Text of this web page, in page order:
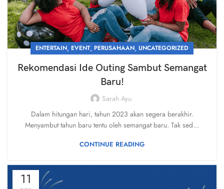
ENTERTAIN, EVENT, PERUSAHAAN, UNCATEGORIZED
Rekomendasi Ide Outing Sambut Semangat
Baru!
Sarah Ayu
Dalam hitungan hari, tahun 2023 akan segera berakhir.
Menyambut tahun baru tentu oleh semangat baru. Tak sed...
CONTINUE READING
11